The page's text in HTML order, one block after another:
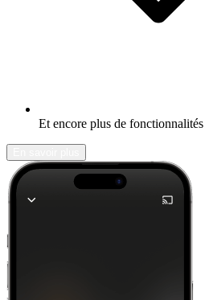
Et encore plus de fonctionnalités